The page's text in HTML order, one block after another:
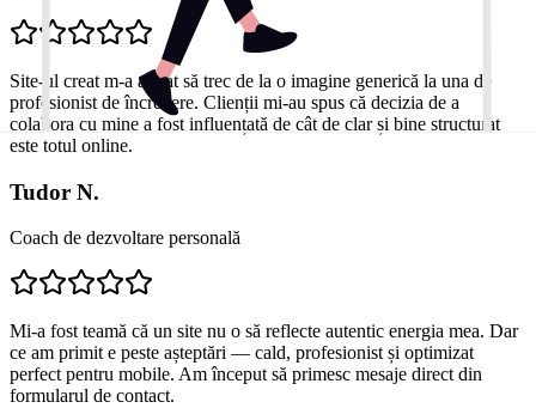
Site-ul creat m-a ajutat să trec de la o imagine generică la una de
profesionist de încredere. Clienții mi-au spus că decizia de a
colabora cu mine a fost influențată de cât de clar și bine structurat
este totul online.
Tudor N.
Coach de dezvoltare personală
Mi-a fost teamă că un site nu o să reflecte autentic energia mea. Dar
ce am primit e peste așteptări — cald, profesionist și optimizat
perfect pentru mobile. Am început să primesc mesaje direct din
formularul de contact.